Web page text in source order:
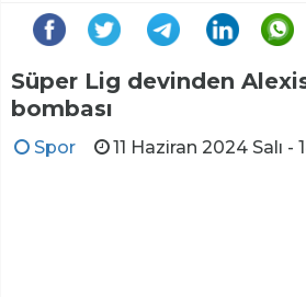
Süper Lig devinden
bombası
Spor 11 Haziran 2024 Salı -